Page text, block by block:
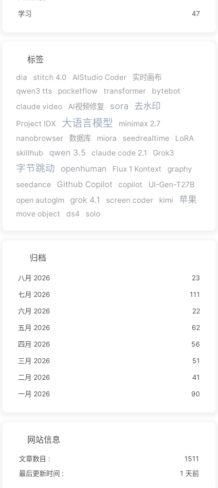
学习
47
标签
dia stitch 4.0 AIStudio Coder
实时画布
qwen3 tts
pocketflow transformer
bytebot
claude video
AI视频修复 sora 去水印
Project IDX 大语言模型
minimax 2.7
nanobrowser
数据库 miora seedrealtime
LoRA
skillhub
qwen 3.5 claude code 2.1 Grok3
字节跳动 openhuman Flux 1 Kontext
graphy
seedance
Github Copilot copilot
UI-Gen-T27B
open autoglm
grok 4.1 screen coder kimi 苹果
move object ds4 solo
归档
八月 2026
23
七月 2026
111
六月 2026
22
五月 2026
62
四月 2026
56
三月 2026
51
二月 2026
41
一月 2026
90
网站信息
文章数目 :
1511
最后更新时间 :
1 天前